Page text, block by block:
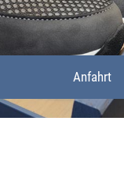
Anfahrt